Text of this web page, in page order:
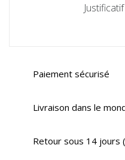
Paiement sécurisé
Livraison dans le
Retour sous 14 jours